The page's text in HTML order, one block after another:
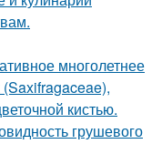
многолетнее
кистью.
грушевого